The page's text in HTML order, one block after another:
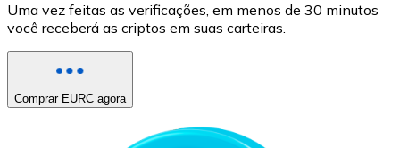
Uma vez feitas as verificações, em menos de 30 minutos
você receberá as criptos em suas carteiras.
Comprar EURC agora